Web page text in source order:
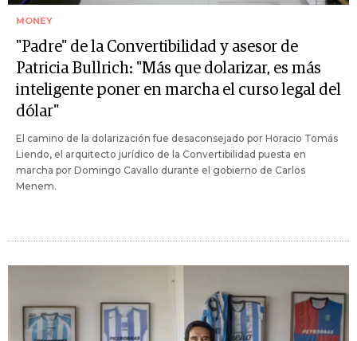
MONEY
"Padre" de la Convertibilidad y asesor de
Patricia Bullrich: "Más que dolarizar, es más
inteligente poner en marcha el curso legal del
dólar"
El camino de la dolarización fue desaconsejado por Horacio Tomás
Liendo, el arquitecto jurídico de la Convertibilidad puesta en
marcha por Domingo Cavallo durante el gobierno de Carlos
Menem.